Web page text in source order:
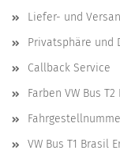
Liefer- und
Privatsphäre und
Callback Service
Farben VW Bus
VW Bus T1 Brasil